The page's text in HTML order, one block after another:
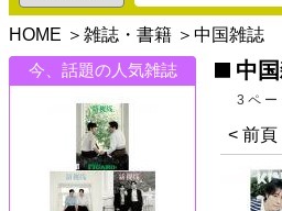
HOME ＞ 雑誌・書籍 ＞ 中国雑誌
今、話題の人気雑誌
中
3ペー
< 前頁